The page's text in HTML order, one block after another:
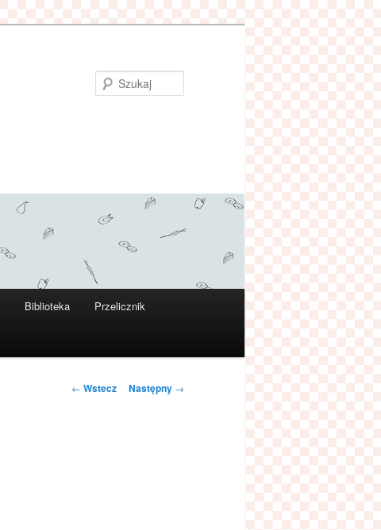
Biblioteka Przelicznik
Zobacz
← Wstecz Następny →